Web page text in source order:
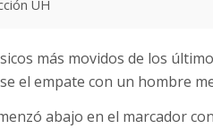
UH
más movidos de los
el empate con un hombre
abajo en el marcador